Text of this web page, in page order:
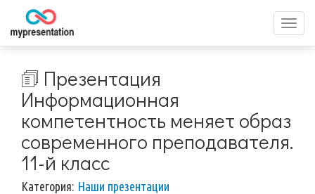
меню
🗊 Презентация
Информационная
компетентность меняет образ
современного преподавателя.
11-й класс
Категория: Наши презентации